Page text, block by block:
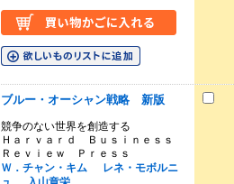
ブルー・オーシャン戦略 新版
競争のない世界を創造する
Ｈａｒｖａｒｄ Ｂｕｓｉｎｅｓｓ
Ｒｅｖｉｅｗ Ｐｒｅｓｓ
Ｗ．チャン・キム
レネ・モボルニ